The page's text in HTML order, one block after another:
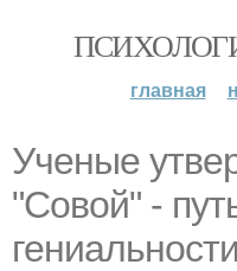
главная
Ученые
"Совой" -